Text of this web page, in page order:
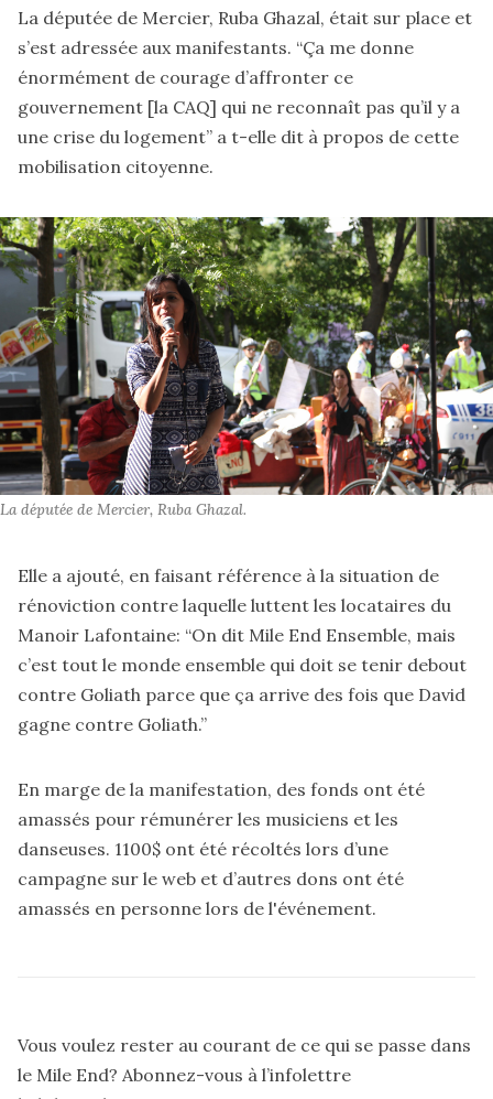
La députée de Mercier, Ruba Ghazal, était sur place et
s’est adressée aux manifestants. “Ça me donne
énormément de courage d’affronter ce
gouvernement [la CAQ] qui ne reconnaît pas qu’il y a
une crise du logement” a t-elle dit à propos de cette
mobilisation citoyenne.
La députée de Mercier, Ruba Ghazal.
Elle a ajouté, en faisant référence à la situation de
rénoviction contre laquelle luttent les locataires du
Manoir Lafontaine: “On dit Mile End Ensemble, mais
c’est tout le monde ensemble qui doit se tenir debout
contre Goliath parce que ça arrive des fois que David
gagne contre Goliath.”
En marge de la manifestation, des fonds ont été
amassés pour rémunérer les musiciens et les
danseuses. 1100$ ont été récoltés lors d’une
campagne sur le web et d’autres dons ont été
amassés en personne lors de l'événement.
Vous voulez rester au courant de ce qui se passe dans
le Mile End? Abonnez-vous à l’infolettre